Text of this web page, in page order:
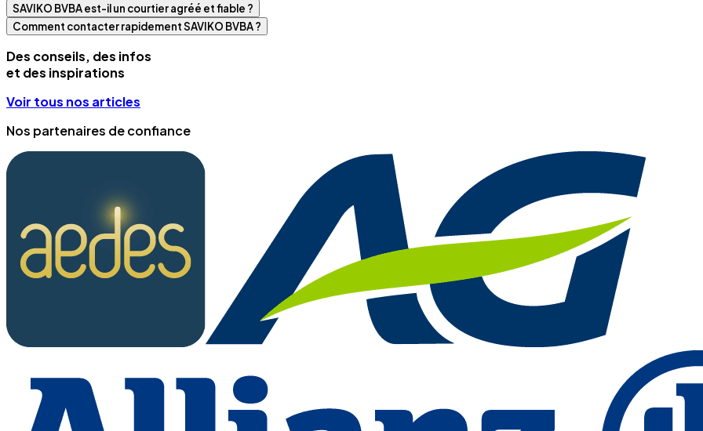
SAVIKO BVBA est-il un courtier agréé et fiable ?
Comment contacter rapidement SAVIKO BVBA ?
Des conseils, des infos
et des inspirations
Voir tous nos articles
Nos partenaires de confiance